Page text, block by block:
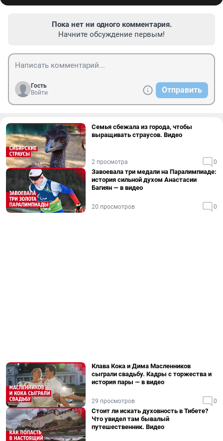
Пока нет ни одного комментария.
Начните обсуждение первым!
Гость
Войти
Отправить
Семья сбежала из города, чтобы
выращивать страусов. Видео
2 просмотра 0
Завоевала три медали на Паралимпиаде:
история сильной духом Анастасии
Багиян — в видео
20 просмотров 0
Клава Кока и Дима Масленников
сыграли свадьбу. Кадры с торжества и
история пары — в видео
29 просмотров 0
Стоит ли искать духовность в Тибете?
Что увидел там бывалый
путешественник. Видео